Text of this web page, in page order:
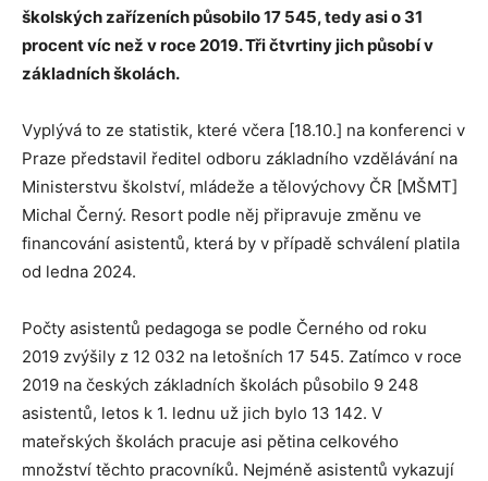
školských zařízeních působilo 17 545, tedy asi o 31
procent víc než v roce 2019. Tři čtvrtiny jich působí v
základních školách.
Vyplývá to ze statistik, které včera [18.10.] na konferenci v
Praze představil ředitel odboru základního vzdělávání na
Ministerstvu školství, mládeže a tělovýchovy ČR [MŠMT]
Michal Černý. Resort podle něj připravuje změnu ve
financování asistentů, která by v případě schválení platila
od ledna 2024.
Počty asistentů pedagoga se podle Černého od roku
2019 zvýšily z 12 032 na letošních 17 545. Zatímco v roce
2019 na českých základních školách působilo 9 248
asistentů, letos k 1. lednu už jich bylo 13 142. V
mateřských školách pracuje asi pětina celkového
množství těchto pracovníků. Nejméně asistentů vykazují